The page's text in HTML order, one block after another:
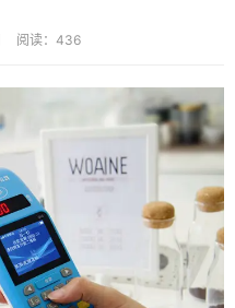
阅读：436